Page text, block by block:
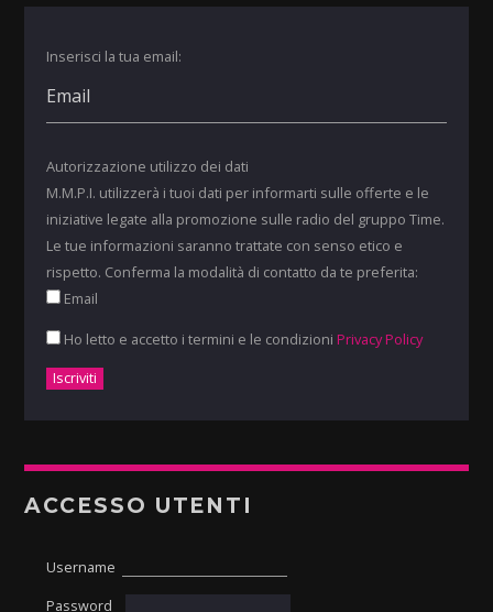
Inserisci la tua email:
Autorizzazione utilizzo dei dati
M.M.P.I. utilizzerà i tuoi dati per informarti sulle offerte e le
iniziative legate alla promozione sulle radio del gruppo Time.
Le tue informazioni saranno trattate con senso etico e
rispetto. Conferma la modalità di contatto da te preferita:
Email
Ho letto e accetto i termini e le condizioni Privacy Policy
ACCESSO UTENTI
Username
Password